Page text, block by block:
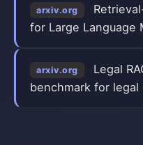
arxiv.org
for Large Language
arxiv.org
Legal
benchmark for legal